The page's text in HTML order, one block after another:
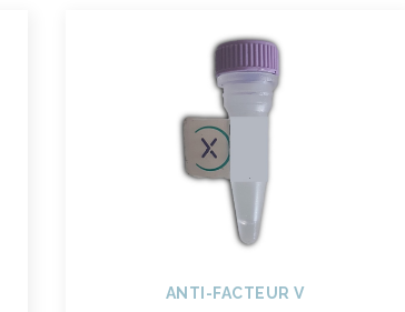
ANTI-FACTEUR V